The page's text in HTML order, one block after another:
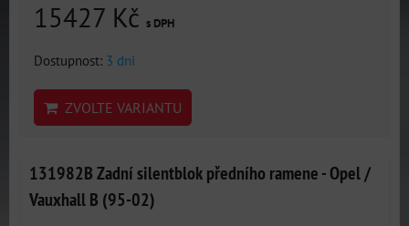
15427 Kč s DPH
Dostupnost: 3 dni
ZVOLTE VARIANTU
131982B Zadní silentblok předního ramene - Opel /
Vauxhall B (95-02)